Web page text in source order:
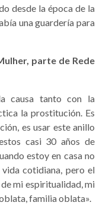
desde la época de la
una guardería para
parte de Rede
causa tanto con la
la prostitución. Es
es usar este anillo
casi 30 años de
estoy en casa no
cotidiana, pero el
mi espiritualidad, mi
familia oblata».